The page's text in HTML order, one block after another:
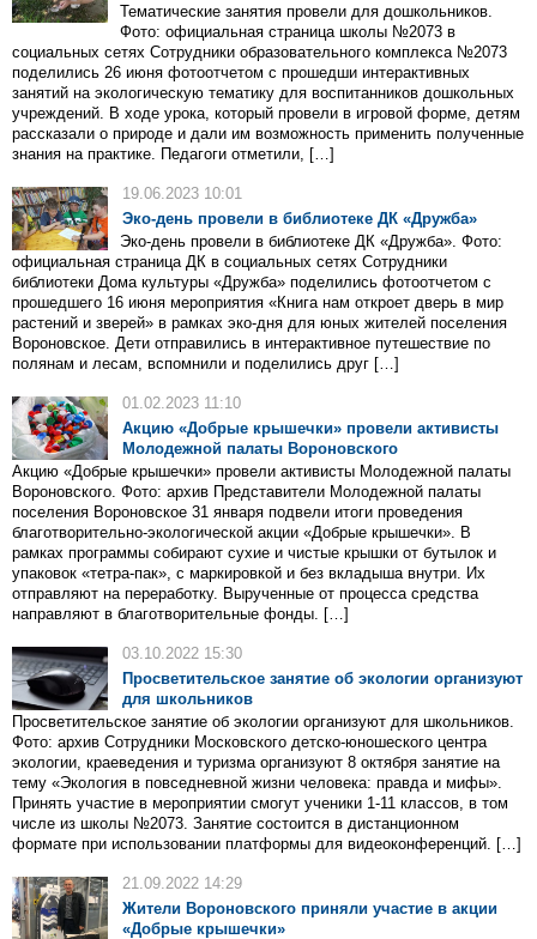
Тематические занятия провели для дошкольников.
Фото: официальная страница школы №2073 в
социальных сетях Сотрудники образовательного комплекса №2073
поделились 26 июня фотоотчетом с прошедши интерактивных
занятий на экологическую тематику для воспитанников дошкольных
учреждений. В ходе урока, который провели в игровой форме, детям
рассказали о природе и дали им возможность применить полученные
знания на практике. Педагоги отметили, […]
19.06.2023 10:01
Эко-день провели в библиотеке ДК «Дружба»
Эко-день провели в библиотеке ДК «Дружба». Фото:
официальная страница ДК в социальных сетях Сотрудники
библиотеки Дома культуры «Дружба» поделились фотоотчетом с
прошедшего 16 июня мероприятия «Книга нам откроет дверь в мир
растений и зверей» в рамках эко-дня для юных жителей поселения
Вороновское. Дети отправились в интерактивное путешествие по
полянам и лесам, вспомнили и поделились друг […]
01.02.2023 11:10
Акцию «Добрые крышечки» провели активисты
Молодежной палаты Вороновского
Акцию «Добрые крышечки» провели активисты Молодежной палаты
Вороновского. Фото: архив Представители Молодежной палаты
поселения Вороновское 31 января подвели итоги проведения
благотворительно-экологической акции «Добрые крышечки». В
рамках программы собирают сухие и чистые крышки от бутылок и
упаковок «тетра-пак», с маркировкой и без вкладыша внутри. Их
отправляют на переработку. Вырученные от процесса средства
направляют в благотворительные фонды. […]
03.10.2022 15:30
Просветительское занятие об экологии организуют
для школьников
Просветительское занятие об экологии организуют для школьников.
Фото: архив Сотрудники Московского детско-юношеского центра
экологии, краеведения и туризма организуют 8 октября занятие на
тему «Экология в повседневной жизни человека: правда и мифы».
Принять участие в мероприятии смогут ученики 1-11 классов, в том
числе из школы №2073. Занятие состоится в дистанционном
формате при использовании платформы для видеоконференций. […]
21.09.2022 14:29
Жители Вороновского приняли участие в акции
«Добрые крышечки»